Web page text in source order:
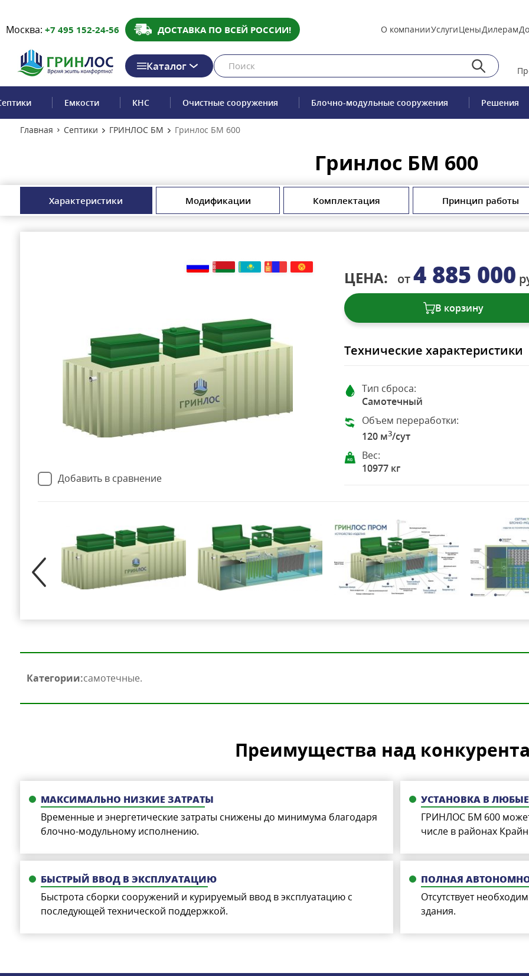
Москва: +7 495 152-24-56 ДОСТАВКА ПО ВСЕЙ РОССИИ! О компанииУслугиЦеныДилерам
Каталог
Емкости КНС Очистные сооружения Блочно-модульные сооружения Решения
Главная Септики ГРИНЛОС БМ Гринлос БМ 600
Гринлос БМ 600
Характеристики Модификации Комплектация Принцип работы
Добавить в сравнение
ЦЕНА: от4 885 000
В корзину
Технические характеристики
Тип сброса:
Самотечный
Объем переработки:
120 м3/сут
Вес:
10977 кг
Категории:самотечные
Преимущества над
МАКСИМАЛЬНО НИЗКИЕ ЗАТРАТЫ
Временные и энергетические затраты снижены до минимума благодаря
блочно-модульному исполнению.
УСТАНОВКА В
ГРИНЛОС БМ 600 может
числе в районах
БЫСТРЫЙ ВВОД В ЭКСПЛУАТАЦИЮ
Быстрота сборки сооружений и курируемый ввод в эксплуатацию с
последующей технической поддержкой.
ПОЛНАЯ
Отсутствует
здания.